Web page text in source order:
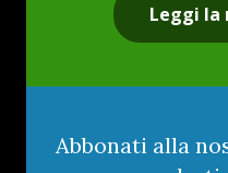
Leggi la
Abbonati alla